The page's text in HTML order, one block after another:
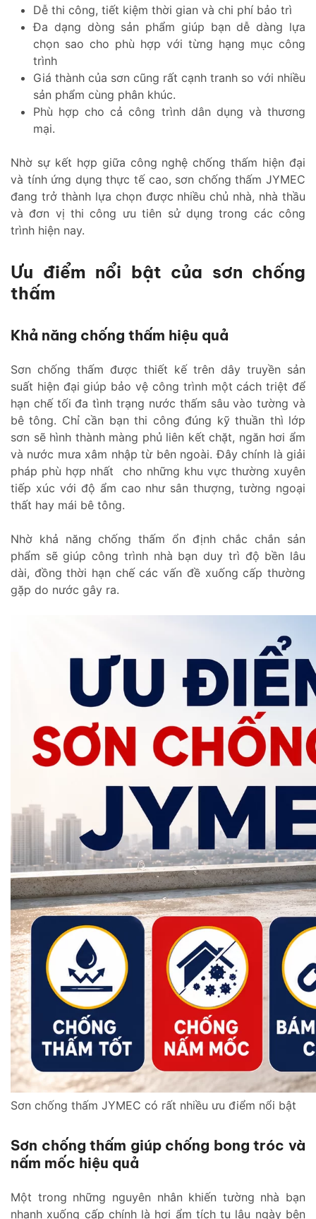
Dễ thi công, tiết kiệm thời gian và chi phí bảo trì
Đa dạng dòng sản phẩm giúp bạn dễ dàng lựa
chọn sao cho phù hợp với từng hạng mục công
trình
Giá thành của sơn cũng rất cạnh tranh so với nhiều
sản phẩm cùng phân khúc.
Phù hợp cho cả công trình dân dụng và thương
mại.
Nhờ sự kết hợp giữa công nghệ chống thấm hiện đại
và tính ứng dụng thực tế cao, sơn chống thấm JYMEC
đang trở thành lựa chọn được nhiều chủ nhà, nhà thầu
và đơn vị thi công ưu tiên sử dụng trong các công
trình hiện nay.
Ưu điểm nổi bật của sơn chống
thấm
Khả năng chống thấm hiệu quả
Sơn chống thấm được thiết kế trên dây truyền sản
suất hiện đại giúp bảo vệ công trình một cách triệt để
hạn chế tối đa tình trạng nước thấm sâu vào tường và
bê tông. Chỉ cần bạn thi công đúng kỹ thuần thì lớp
sơn sẽ hình thành màng phủ liên kết chặt, ngăn hơi ẩm
và nước mưa xâm nhập từ bên ngoài. Đây chính là giải
pháp phù hợp nhất cho những khu vực thường xuyên
tiếp xúc với độ ẩm cao như sân thượng, tường ngoại
thất hay mái bê tông.
Nhờ khả năng chống thấm ổn định chắc chắn sản
phẩm sẽ giúp công trình nhà bạn duy trì độ bền lâu
dài, đồng thời hạn chế các vấn đề xuống cấp thường
gặp do nước gây ra.
Sơn chống thấm JYMEC có rất nhiều ưu điểm nổi bật
Sơn chống thấm giúp chống bong tróc và
nấm mốc hiệu quả
Một trong những nguyên nhân khiến tường nhà bạn
nhanh xuống cấp chính là hơi ẩm tích tụ lâu ngày bên